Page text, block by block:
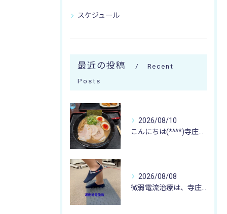
スケジュール
最近の投稿
Recent
Posts
2026/08/10
こんにちは(*^^*)寺庄整骨院のスタッフです🚴🏻‍♂️
2026/08/08
微弱電流治療は、寺庄整骨院へ 🌻🏥🌻